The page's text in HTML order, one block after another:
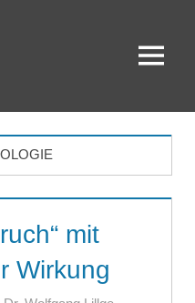
Menü
mit
Wirkung